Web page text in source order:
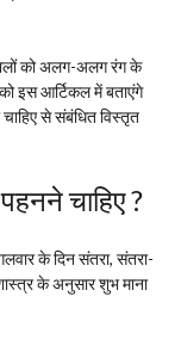
को अलग-अलग रंग के
इस आर्टिकल में बताएंगे
से संबंधित विस्तृत
चाहिए ?
के दिन संतरा, संतरा-
के अनुसार शुभ माना